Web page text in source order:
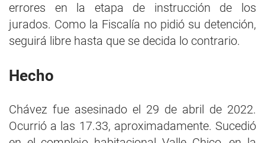
errores en la etapa de instrucción de los
jurados. Como la Fiscalía no pidió su detención,
seguirá libre hasta que se decida lo contrario.
Hecho
Chávez fue asesinado el 29 de abril de 2022.
Ocurrió a las 17.33, aproximadamente. Sucedió